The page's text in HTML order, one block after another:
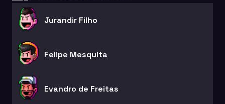
Jurandir Filho
Felipe Mesquita
Evandro de Freitas